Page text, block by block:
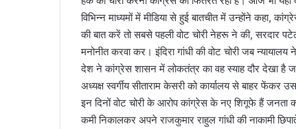
विभिन्न माध्यमों में मीडिया से हुई बातचीत में उन्होंने कहा,
की बात करें तो सबसे पहली वोट चोरी नेहरू ने की, सरदार
मनोनीत करवा कर। इंदिरा गांधी की वोट चोरी जब
देश ने कांग्रेस शासन में लोकतंत्र का वह स्याह दौर देखा है
अध्यक्ष स्वर्गीय सीताराम केसरी को कार्यालय से बाहर फेंकर
इन दिनों वोट चोरी के आरोप कांग्रेस के नए शिगूफे हैं जनता
कमी निकालकर अपने राजकुमार राहुल गांधी की नाकामी